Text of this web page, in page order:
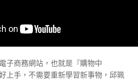
子商務網站，也就是『購物中
上手，不需要重新學習新事物，邱珮